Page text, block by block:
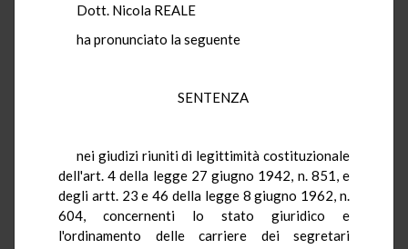
Dott. Nicola REALE
ha pronunciato la seguente
SENTENZA
nei giudizi riuniti di legittimità costituzionale
dell'art. 4 della legge 27 giugno 1942, n. 851, e
degli artt. 23 e 46 della legge 8 giugno 1962, n.
604, concernenti lo stato giuridico e
l'ordinamento delle carriere dei segretari